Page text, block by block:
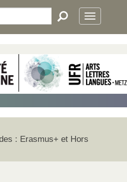
Search
Toggle
: Erasmus+ et Hors